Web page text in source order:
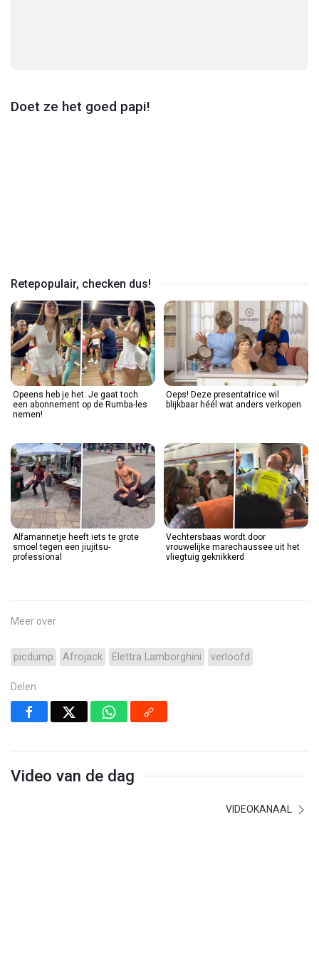
Doet ze het goed papi!
Retepopulair, checken dus!
Opeens heb je het: Je gaat toch
een abonnement op de Rumba-les
nemen!
Oeps! Deze presentatrice wil
blijkbaar héél wat anders verkopen
Alfamannetje heeft iets te grote
smoel tegen een jiujitsu-
professional
Vechtersbaas wordt door
vrouwelijke marechaussee uit het
vliegtuig geknikkerd
Meer over
picdump Afrojack Elettra Lamborghini verloofd
Delen
Video van de dag
VIDEOKANAAL